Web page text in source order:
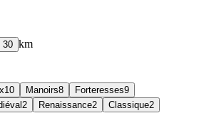
30 km
10 Manoirs8 Forteresses9
2 Renaissance2 Classique2